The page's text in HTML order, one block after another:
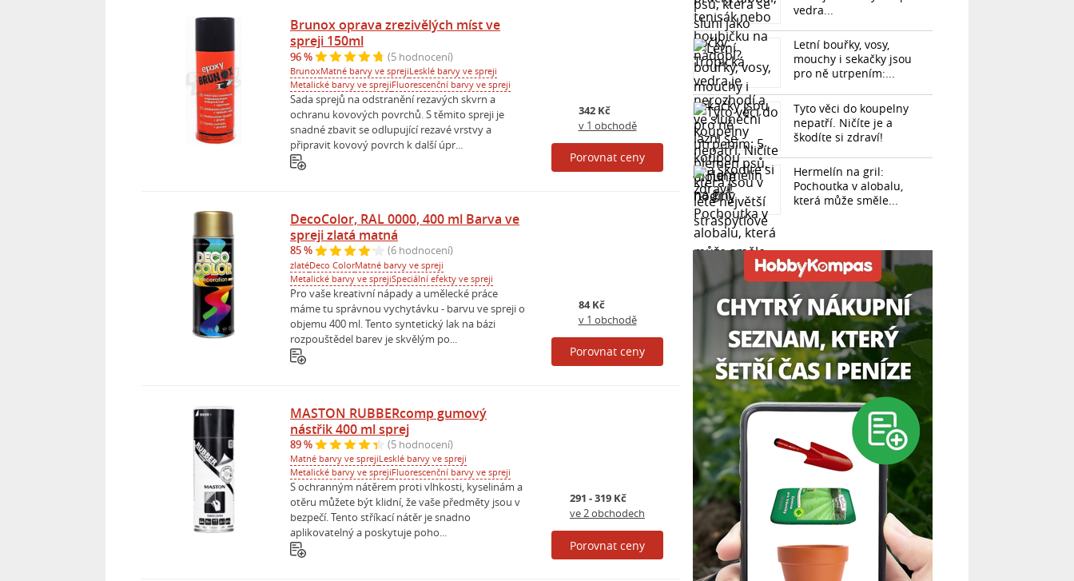
Brunox oprava zrezivělých míst ve
spreji 150ml
96 % (5 hodnocení)
BrunoxMatné barvy ve sprejiLesklé barvy ve spreji
Metalické barvy ve sprejiFluorescenční barvy ve spreji
Sada sprejů na odstranění rezavých skvrn a
ochranu kovových povrchů. S těmito spreji je
snadné zbavit se odlupující rezavé vrstvy a
připravit kovový povrch k další úpr...
342 Kč
v 1 obchodě
Porovnat ceny
DecoColor, RAL 0000, 400 ml Barva ve
spreji zlatá matná
85 % (6 hodnocení)
zlatéDeco ColorMatné barvy ve spreji
Metalické barvy ve sprejiSpeciální efekty ve spreji
Pro vaše kreativní nápady a umělecké práce
máme tu správnou vychytávku - barvu ve spreji o
objemu 400 ml. Tento syntetický lak na bázi
rozpouštědel barev je skvělým po...
84 Kč
v 1 obchodě
Porovnat ceny
MASTON RUBBERcomp gumový
nástřik 400 ml sprej
89 % (5 hodnocení)
Matné barvy ve sprejiLesklé barvy ve spreji
Metalické barvy ve sprejiFluorescenční barvy ve spreji
S ochranným nátěrem proti vlhkosti, kyselinám a
otěru můžete být klidní, že vaše předměty jsou v
bezpečí. Tento stříkací nátěr je snadno
aplikovatelný a poskytuje poho...
291 - 319 Kč
ve 2 obchodech
Porovnat ceny
vedra...
Letní bouřky, vosy,
mouchy i sekačky jsou
pro ně utrpením:...
Tyto věci do koupelny
nepatří. Ničíte je a
škodíte si zdraví!
Hermelín na gril:
Pochoutka v alobalu,
která může směle...